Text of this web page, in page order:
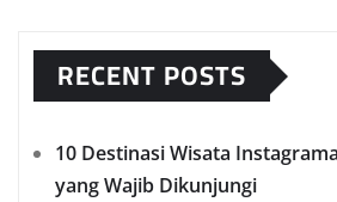
RECENT POSTS
10 Destinasi Wisata
yang Wajib Dikunjungi